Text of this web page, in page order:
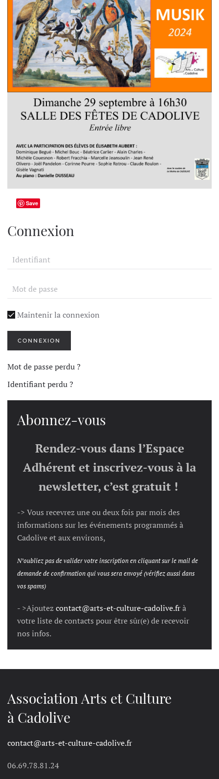
Save
Connexion
Maintenir la connexion
CONNEXION
Mot de passe perdu ?
Identifiant perdu ?
Abonnez-vous
Rendez-vous dans l’Espace
Adhérent et inscrivez-vous à la
newsletter, c’est gratuit !
-> Vous recevrez une ou deux fois par mois des
informations sur les événements programmés à
Cadolive et aux environs,
N’oubliez pas de valider votre inscription en cliquant sur le mail de
demande de confirmation qui vous sera envoyé (vérifiez aussi dans
vos spams)
- >Ajoutez contact@arts-et-culture-cadolive.frà
votre liste de contacts pour être sûr(e) de recevoir
nos infos.
Association Arts et Culture
à Cadolive
contact@arts-et-culture-cadolive.fr
06.69.78.81.24